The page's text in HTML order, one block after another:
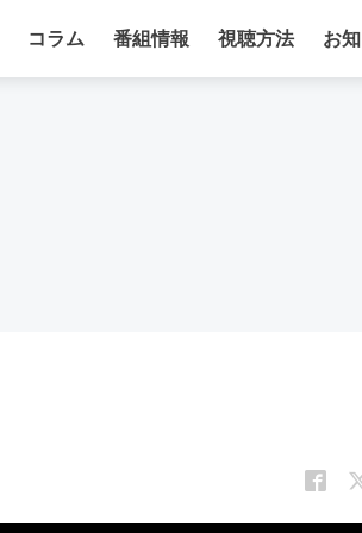
コラム 番組情報 視聴方法 お